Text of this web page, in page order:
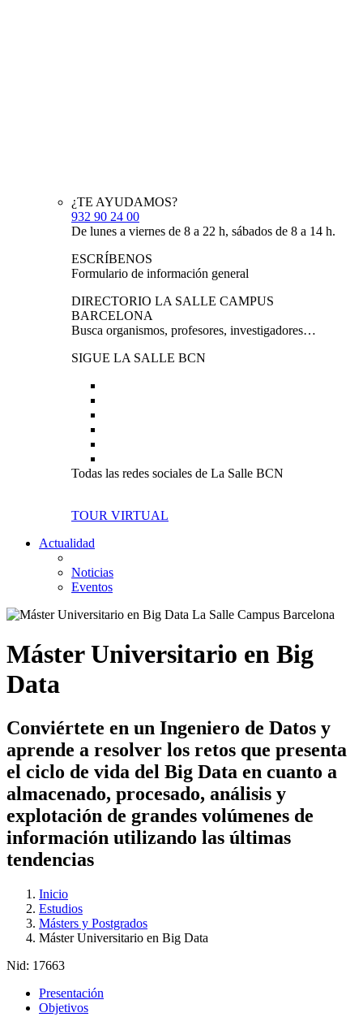
¿TE AYUDAMOS?
932 90 24 00
De lunes a viernes de 8 a 22 h, sábados de 8 a 14 h.
ESCRÍBENOS
Formulario de información general
DIRECTORIO LA SALLE CAMPUS
BARCELONA
Busca organismos, profesores, investigadores…
SIGUE LA SALLE BCN
Todas las redes sociales de La Salle BCN
TOUR VIRTUAL
Actualidad
Noticias
Eventos
Máster Universitario en Big
Data
Conviértete en un Ingeniero de Datos y
aprende a resolver los retos que presenta
el ciclo de vida del Big Data en cuanto a
almacenado, procesado, análisis y
explotación de grandes volúmenes de
información utilizando las últimas
tendencias
Inicio
Estudios
Másters y Postgrados
Máster Universitario en Big Data
Nid: 17663
Presentación
Objetivos